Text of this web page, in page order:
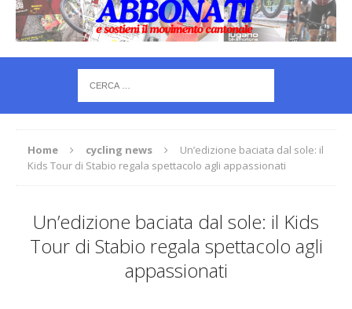
Home cycling news
Un’edizione baciata dal sole: il
Kids Tour di Stabio regala spettacolo agli appassionati
Un’edizione baciata dal sole: il Kids
Tour di Stabio regala spettacolo agli
appassionati